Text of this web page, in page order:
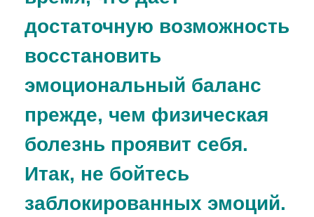
достаточную возможность
восстановить
эмоциональный баланс
прежде, чем физическая
болезнь проявит себя.
Итак, не бойтесь
заблокированных эмоций.